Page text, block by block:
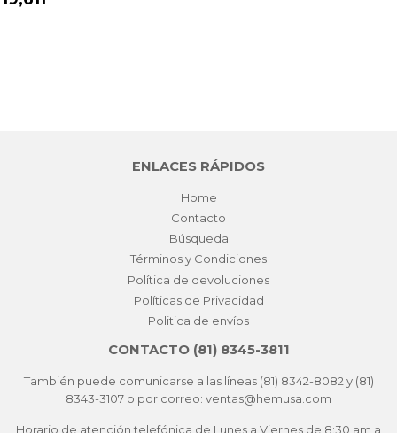
ENLACES RÁPIDOS
Home
Contacto
Búsqueda
Términos y Condiciones
Política de devoluciones
Políticas de Privacidad
Politica de envíos
CONTACTO (81) 8345-3811
También puede comunicarse a las líneas (81) 8342-8082 y (81)
8343-3107 o por correo: ventas@hemusa.com
Horario de atención telefónica de Lunes a Viernes de 8:30 am a